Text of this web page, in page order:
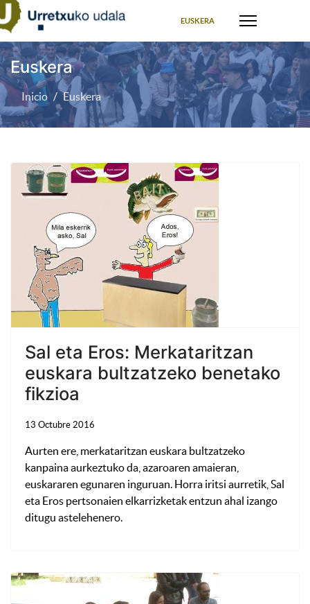
EUSKERA
Euskera
Inicio Euskera
Sal eta Eros: Merkataritzan
euskara bultzatzeko benetako
fikzioa
13 Octubre 2016
Aurten ere, merkataritzan euskara bultzatzeko
kanpaina aurkeztuko da, azaroaren amaieran,
euskararen egunaren inguruan. Horra iritsi aurretik, Sal
eta Eros pertsonaien elkarrizketak entzun ahal izango
ditugu astelehenero.